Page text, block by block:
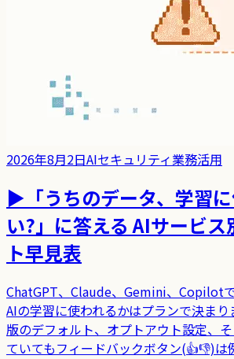
2026年8月2日AIセキュリティ業務活用
▶ 「うちのデータ、学習
い?」に答える AIサービス
ト早見表
ChatGPT、Claude、Gemini、Copilot
AIの学習に使われるかはプランで決ま
版のデフォルト、オプトアウト設定、
ていてもフィードバックボタン(👍👎)は